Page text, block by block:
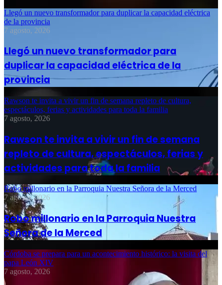
Llegó un nuevo transformador para duplicar la capacidad eléctrica
de la provincia
7 agosto, 2026
Llegó un nuevo transformador para
duplicar la capacidad eléctrica de la
provincia
Rawson te invita a vivir un fin de semana repleto de cultura,
espectáculos, ferias y actividades para toda la familia
7 agosto, 2026
Rawson te invita a vivir un fin de semana
repleto de cultura, espectáculos, ferias y
actividades para toda la familia
Robo millonario en la Parroquia Nuestra Señora de la Merced
7 agosto, 2026
Robo millonario en la Parroquia Nuestra
Señora de la Merced
Córdoba se prepara para un acontecimiento histórico: la visita del
papa León XIV
7 agosto, 2026